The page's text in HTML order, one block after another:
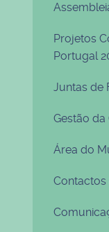
Projetos
Portugal
Juntas de
Gestão
Área do
Contactos